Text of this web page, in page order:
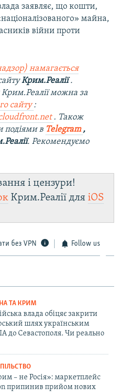
заявляє, що кошти,
майна,
війни проти
намагається
Крим.Реалії.
можна за
сайту :
. Також
подіями в Telegram ,
. Рекомендуємо
і цензури!
Крим.Реалії для iOS
без VPN Follow us
ТА КРИМ
влада обіцяє закрити
шлях українським
до Севастополя. Чи реально
– не Росія»: маркетплейс
припинив прийом нових